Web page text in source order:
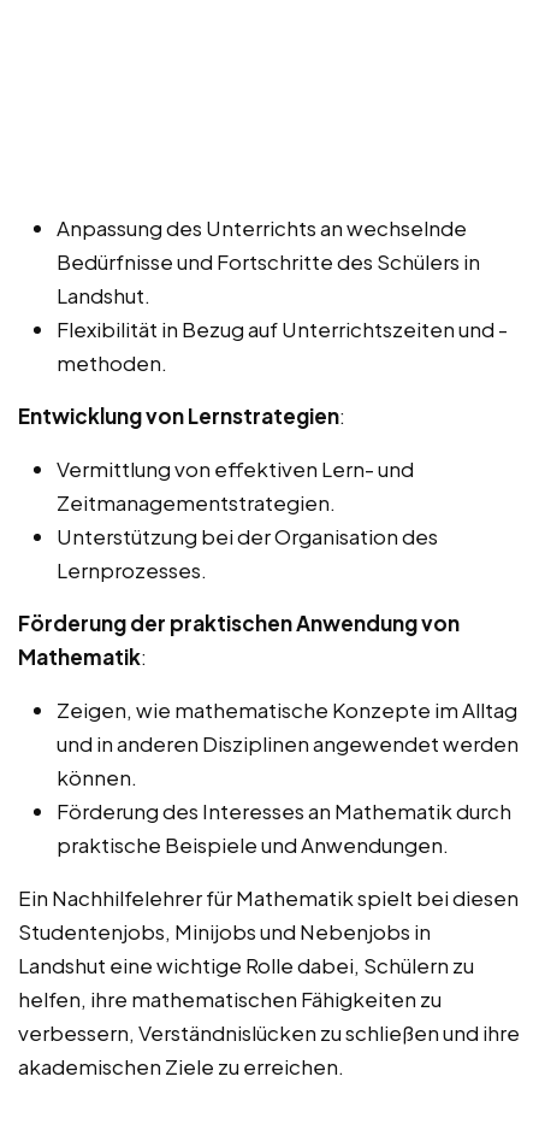
Anpassung des Unterrichts an wechselnde
Bedürfnisse und Fortschritte des Schülers in
Landshut.
Flexibilität in Bezug auf Unterrichtszeiten und -
methoden.
Entwicklung von Lernstrategien:
Vermittlung von effektiven Lern- und
Zeitmanagementstrategien.
Unterstützung bei der Organisation des
Lernprozesses.
Förderung der praktischen Anwendung von
Mathematik:
Zeigen, wie mathematische Konzepte im Alltag
und in anderen Disziplinen angewendet werden
können.
Förderung des Interesses an Mathematik durch
praktische Beispiele und Anwendungen.
Ein Nachhilfelehrer für Mathematik spielt bei diesen
Studentenjobs, Minijobs und Nebenjobs in
Landshut eine wichtige Rolle dabei, Schülern zu
helfen, ihre mathematischen Fähigkeiten zu
verbessern, Verständnislücken zu schließen und ihre
akademischen Ziele zu erreichen.